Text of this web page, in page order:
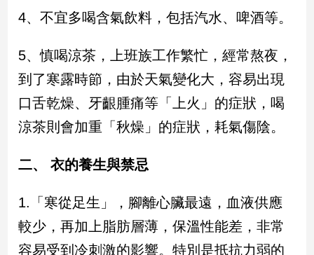
術
文
創
／
影
推
薦
科
技/
戲
運
4、不宜多喝含氣飲料，包括汽水、啤酒等。
5、慎喝涼茶，上班族工作繁忙，經常熬夜，
到了寒露時節，由於天氣變化大，容易出現
口舌乾燥、牙齦腫痛等「上火」的症狀，喝
涼茶則會加重「秋燥」的症狀，耗氣傷陰。
二、 衣的養生與禁忌
1.「寒從足生」，腳離心臟最遠，血液供應
較少，再加上脂肪層薄，保溫性能差，非常
容易受到冷刺激的影響。特別是抵抗力弱的